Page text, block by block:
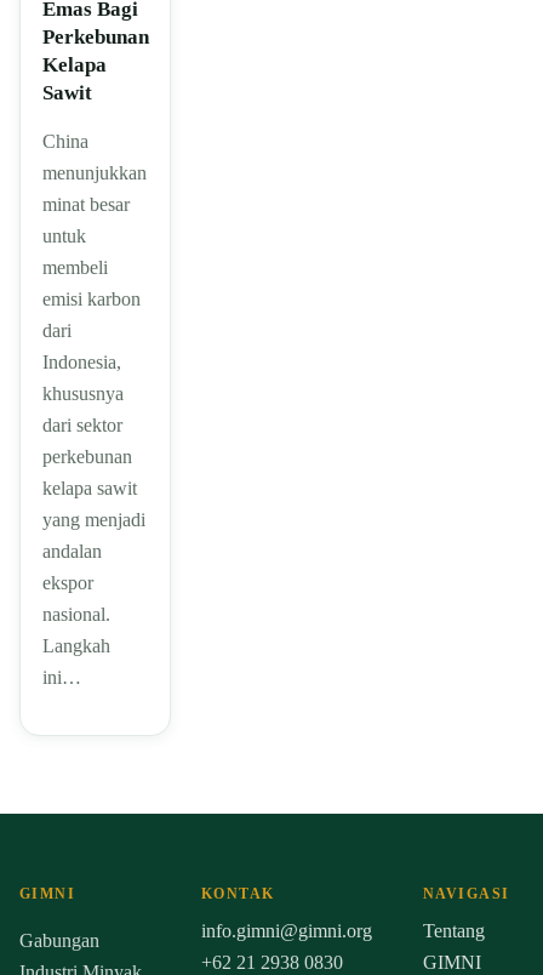
Emas Bagi
Perkebunan
Kelapa
Sawit
China
menunjukkan
minat besar
untuk
membeli
emisi karbon
dari
Indonesia,
khususnya
dari sektor
perkebunan
kelapa sawit
yang menjadi
andalan
ekspor
nasional.
Langkah
ini…
GIMNI
Gabungan
KONTAK
info.gimni@gimni.org
+62 21 2938 0830
NAVIGASI
Tentang
GIMNI